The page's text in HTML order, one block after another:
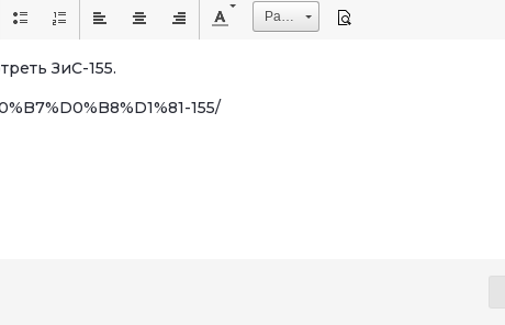
Размер
ЗиС-155.
155/